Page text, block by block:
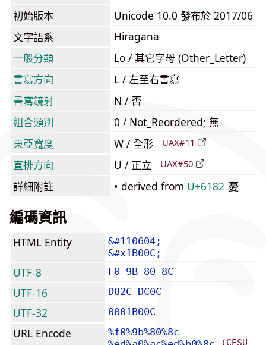
初始版本
Unicode 10.0 發布於 2017/06
文字語系
Hiragana
一般分類
Lo / 其它字母 (Other_Letter)
書寫方向
L / 左至右書寫
書寫鏡射
N / 否
組合類別
0 / Not_Reordered; 無
東亞寬度
W / 全形 UAX#11
直排方向 U / 正立 UAX#50
詳細附註 • derived from U+6182 憂
編碼資訊
HTML Entity
&#110604;
&#x1B00C;
UTF-8 F0 9B 80 8C
UTF-16 D82C DC0C
UTF-32 0001B00C
URL Encode
%f0%9b%80%8c
(CESU-